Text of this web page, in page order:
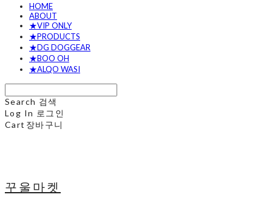
HOME
ABOUT
★VIP ONLY
★PRODUCTS
★DG DOGGEAR
★BOO OH
★ALQO WASI
Search 검색
Log In 로그인
Cart 장바구니
꾸울마켓